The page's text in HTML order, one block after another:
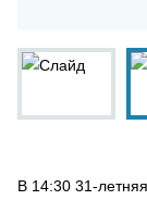
В 14:30 31-